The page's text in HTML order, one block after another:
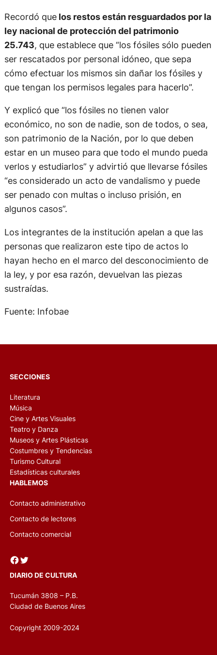
Recordó quelos restos están resguardados por la
ley nacional de protección del patrimonio
25.743, que establece que “los fósiles sólo pueden
ser rescatados por personal idóneo, que sepa
cómo efectuar los mismos sin dañar los fósiles y
que tengan los permisos legales para hacerlo”.
Y explicó que “los fósiles no tienen valor
económico, no son de nadie, son de todos, o sea,
son patrimonio de la Nación, por lo que deben
estar en un museo para que todo el mundo pueda
verlos y estudiarlos” y advirtió que llevarse fósiles
“es considerado un acto de vandalismo y puede
ser penado con multas o incluso prisión, en
algunos casos”.
Los integrantes de la institución apelan a que las
personas que realizaron este tipo de actos lo
hayan hecho en el marco del desconocimiento de
la ley, y por esa razón, devuelvan las piezas
sustraídas.
Fuente: Infobae
SECCIONES
Literatura
Música
Cine y Artes Visuales
Teatro y Danza
Museos y Artes Plásticas
Costumbres y Tendencias
Turismo Cultural
Estadísticas culturales
HABLEMOS
Contacto administrativo
Contacto de lectores
Contacto comercial
Facebook Twitter
DIARIO DE CULTURA
Tucumán 3808 – P.B.
Ciudad de Buenos Aires
Copyright 2009-2024